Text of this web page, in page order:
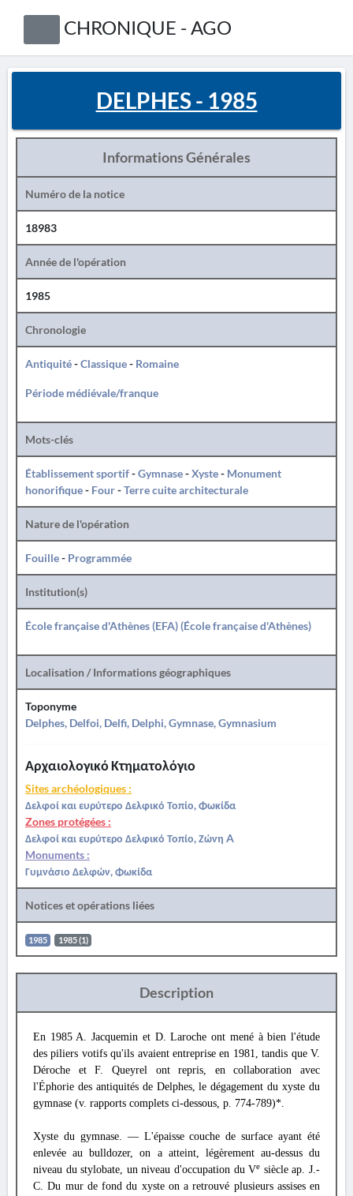
CHRONIQUE - AGO
DELPHES - 1985
Informations Générales
Numéro de la notice
18983
Année de l'opération
1985
Chronologie
Antiquité-Classique- Romaine
Période médiévale/franque
Mots-clés
Établissement sportif-Gymnase-Xyste- Monument
honorifique- Four-Terre cuite architecturale
Nature de l'opération
Fouille- Programmée
Institution(s)
École française d'Athènes (EFA) (École française d'Athènes)
Localisation / Informations géographiques
Toponyme
Delphes, Delfoi, Delfi, Delphi, Gymnase, Gymnasium
Αρχαιολογικό Κτηματολόγιο
Sites archéologiques :
Δελφοί και ευρύτερο Δελφικό Τοπίο, Φωκίδα
Zones protégées :
Δελφοί και ευρύτερο Δελφικό Τοπίο, Ζώνη A
Monuments :
Γυμνάσιο Δελφών, Φωκίδα
Notices et opérations liées
1985 1985 (1)
Description
En 1985 A. Jacquemin et D. Laroche ont mené à bien l'étude
des piliers votifs qu'ils avaient entreprise en 1981, tandis que V.
Déroche et F. Queyrel ont repris, en collaboration avec
l'Éphorie des antiquités de Delphes, le dégagement du xyste du
gymnase (v. rapports complets ci-dessous, p. 774-789)*.
Xyste du gymnase. — L'épaisse couche de surface ayant été
enlevée au bulldozer, on a atteint, légèrement au-dessus du
niveau du stylobate, un niveau d'occupation du Ve siècle ap. J.-
C. Du mur de fond du xyste on a retrouvé plusieurs assises en